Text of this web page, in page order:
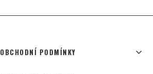
OBCHODNÍ PODMÍNKY